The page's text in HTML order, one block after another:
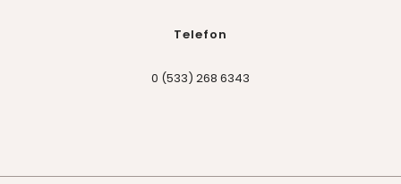
Telefon
0 (533) 268 6343